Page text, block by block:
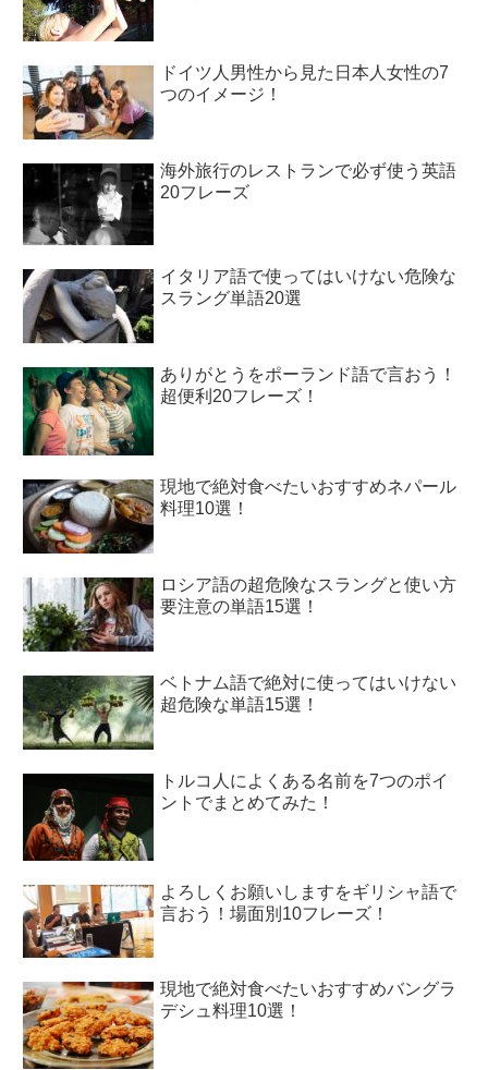
ドイツ人男性から見た日本人女性の7
つのイメージ！
海外旅行のレストランで必ず使う英語
20フレーズ
イタリア語で使ってはいけない危険な
スラング単語20選
ありがとうをポーランド語で言おう！
超便利20フレーズ！
現地で絶対食べたいおすすめネパール
料理10選！
ロシア語の超危険なスラングと使い方
要注意の単語15選！
ベトナム語で絶対に使ってはいけない
超危険な単語15選！
トルコ人によくある名前を7つのポイ
ントでまとめてみた！
よろしくお願いしますをギリシャ語で
言おう！場面別10フレーズ！
現地で絶対食べたいおすすめバングラ
デシュ料理10選！